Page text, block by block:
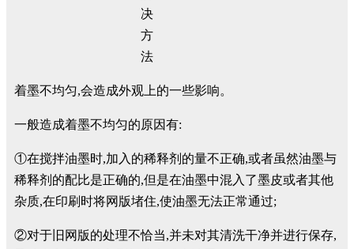
着墨不均匀,会造成外观上的一些影响。
一般造成着墨不均匀的原因有:
①在搅拌油墨时,加入的稀释剂的量不正确,或者虽然油墨与
稀释剂的配比是正确的,但是在油墨中混入了墨皮或者其他
杂质,在印刷时将网版堵住,使油墨无法正常通过;
②对于旧网版的处理不恰当,并未对其清洗干净并进行保存,